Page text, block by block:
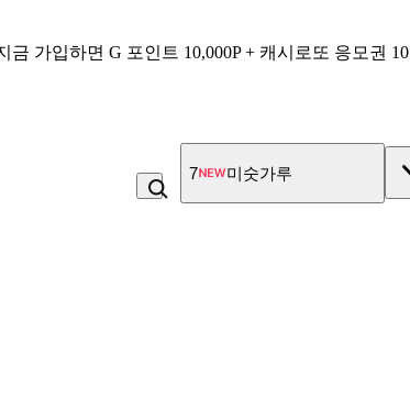
금 가입하면 G 포인트 10,000P + 캐시로또 응모권
8 고구마